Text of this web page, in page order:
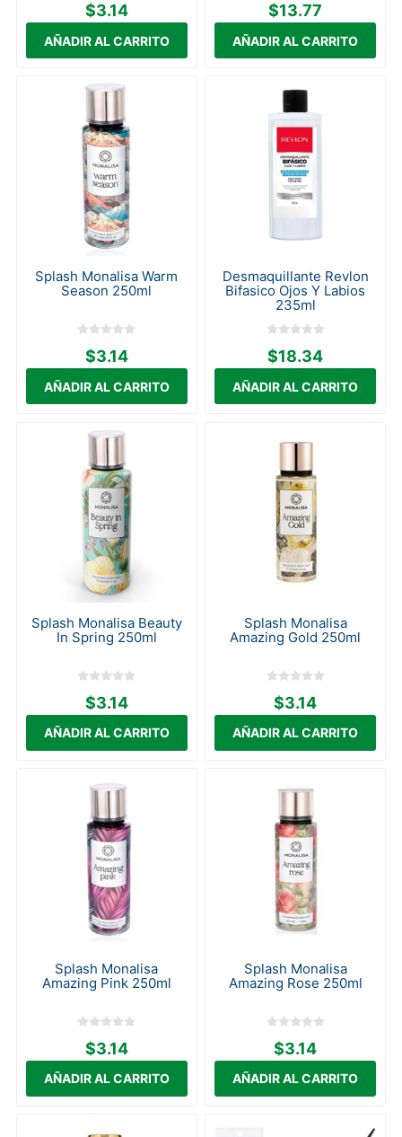
$3.14 $13.77
Splash Monalisa Warm
Season 250ml
$3.14
Desmaquillante Revlon
Bifasico Ojos Y Labios
235ml
$18.34
Splash Monalisa Beauty
In Spring 250ml
$3.14
Splash Monalisa
Amazing Gold 250ml
$3.14
Splash Monalisa
Amazing Pink 250ml
$3.14
Splash Monalisa
Amazing Rose 250ml
$3.14